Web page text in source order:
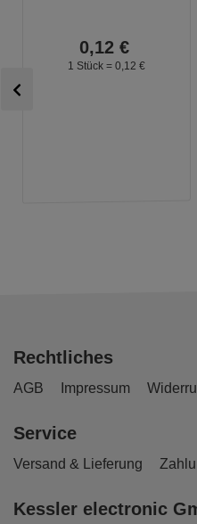
0,12 €
1 Stück = 0, 12 €
Rechtliches
AGB Impressum
Service
Versand & Lieferung
Kessler electronic